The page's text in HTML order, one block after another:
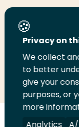
Deel deze pagina
Deel
LinkedIn
Deel
op
Twitter
op
VolgVolgVolg
Privacy on
We collect
to better
give your
purposes, or
more
Analytics